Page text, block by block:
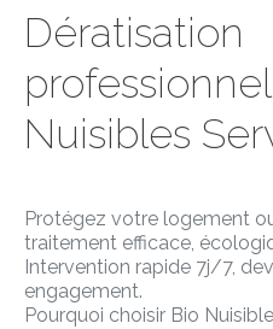
Dératisation
Nuisibles
Protégez votre logement
traitement efficace,
Intervention rapide 7j/7,
engagement.
Pourquoi choisir Bio